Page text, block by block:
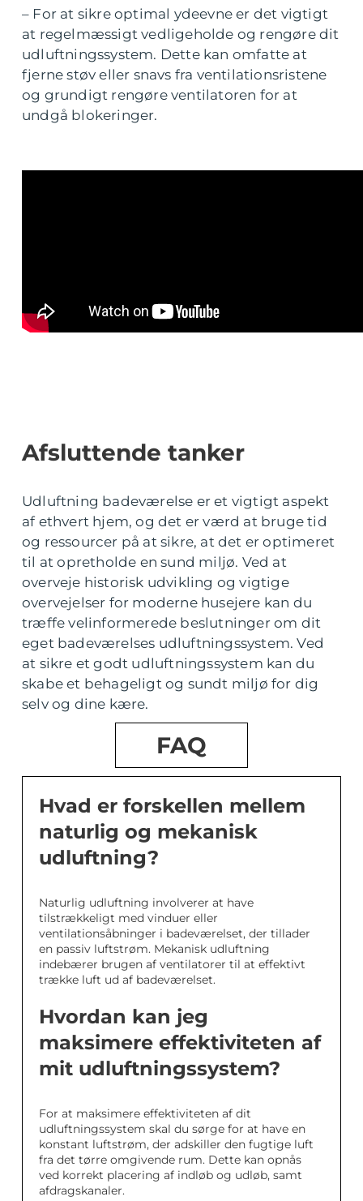
– For at sikre optimal ydeevne er det vigtigt
at regelmæssigt vedligeholde og rengøre dit
udluftningssystem. Dette kan omfatte at
fjerne støv eller snavs fra ventilationsristene
og grundigt rengøre ventilatoren for at
undgå blokeringer.
Afsluttende tanker
Udluftning badeværelse er et vigtigt aspekt
af ethvert hjem, og det er værd at bruge tid
og ressourcer på at sikre, at det er optimeret
til at opretholde en sund miljø. Ved at
overveje historisk udvikling og vigtige
overvejelser for moderne husejere kan du
træffe velinformerede beslutninger om dit
eget badeværelses udluftningssystem. Ved
at sikre et godt udluftningssystem kan du
skabe et behageligt og sundt miljø for dig
selv og dine kære.
FAQ
Hvad er forskellen mellem
naturlig og mekanisk
udluftning?
Naturlig udluftning involverer at have
tilstrækkeligt med vinduer eller
ventilationsåbninger i badeværelset, der tillader
en passiv luftstrøm. Mekanisk udluftning
indebærer brugen af ventilatorer til at effektivt
trække luft ud af badeværelset.
Hvordan kan jeg
maksimere effektiviteten af
mit udluftningssystem?
For at maksimere effektiviteten af dit
udluftningssystem skal du sørge for at have en
konstant luftstrøm, der adskiller den fugtige luft
fra det tørre omgivende rum. Dette kan opnås
ved korrekt placering af indløb og udløb, samt
afdragskanaler.